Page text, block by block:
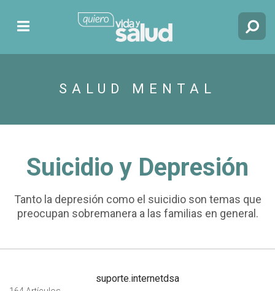
SALUD MENTAL
Suicidio y Depresión
Tanto la depresión como el suicidio son temas que
preocupan sobremanera a las familias en general.
suporte.internetdsa